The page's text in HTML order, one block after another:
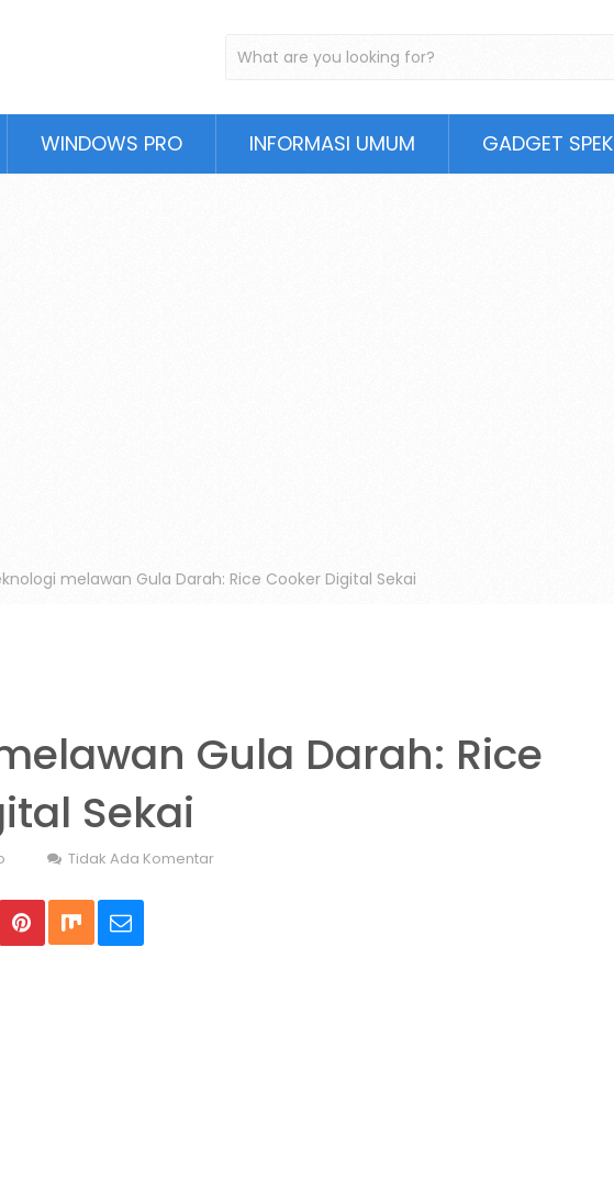
WINDOWS PRO INFORMASI UMUM GADGET SPEK
melawan Gula Darah: Rice Cooker Digital Sekai
Gula Darah: Rice
Sekai
Tidak Ada Komentar